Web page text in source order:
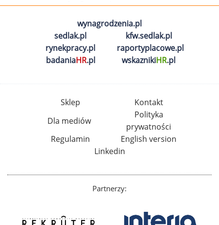
wynagrodzenia.pl
sedlak.pl
kfw.sedlak.pl
rynekpracy.pl
raportyplacowe.pl
badaniaHR.pl wskaznikiHR.pl
Sklep
Kontakt
Dla mediów
Polityka
prywatności
Regulamin
English version
Linkedin
Partnerzy: